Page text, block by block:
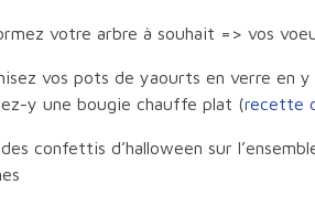
votre arbre à souhait => vos
vos pots de yaourts en verre en
y une bougie chauffe plat (recette
confettis d’halloween sur